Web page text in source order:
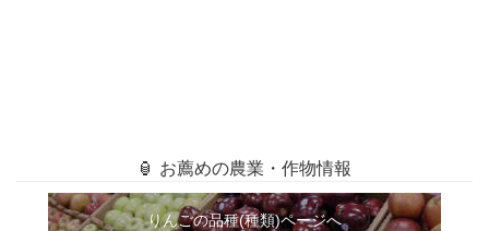
🏮 お薦めの農業・作物情報
りんごの品種(種類)ページへ